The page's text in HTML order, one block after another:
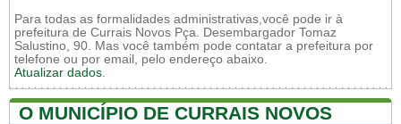
Para todas as formalidades administrativas,você pode ir à
prefeitura de Currais Novos Pça. Desembargador Tomaz
Salustino, 90. Mas você também pode contatar a prefeitura por
telefone ou por email, pelo endereço abaixo.
Atualizar dados.
O MUNICÍPIO DE CURRAIS NOVOS